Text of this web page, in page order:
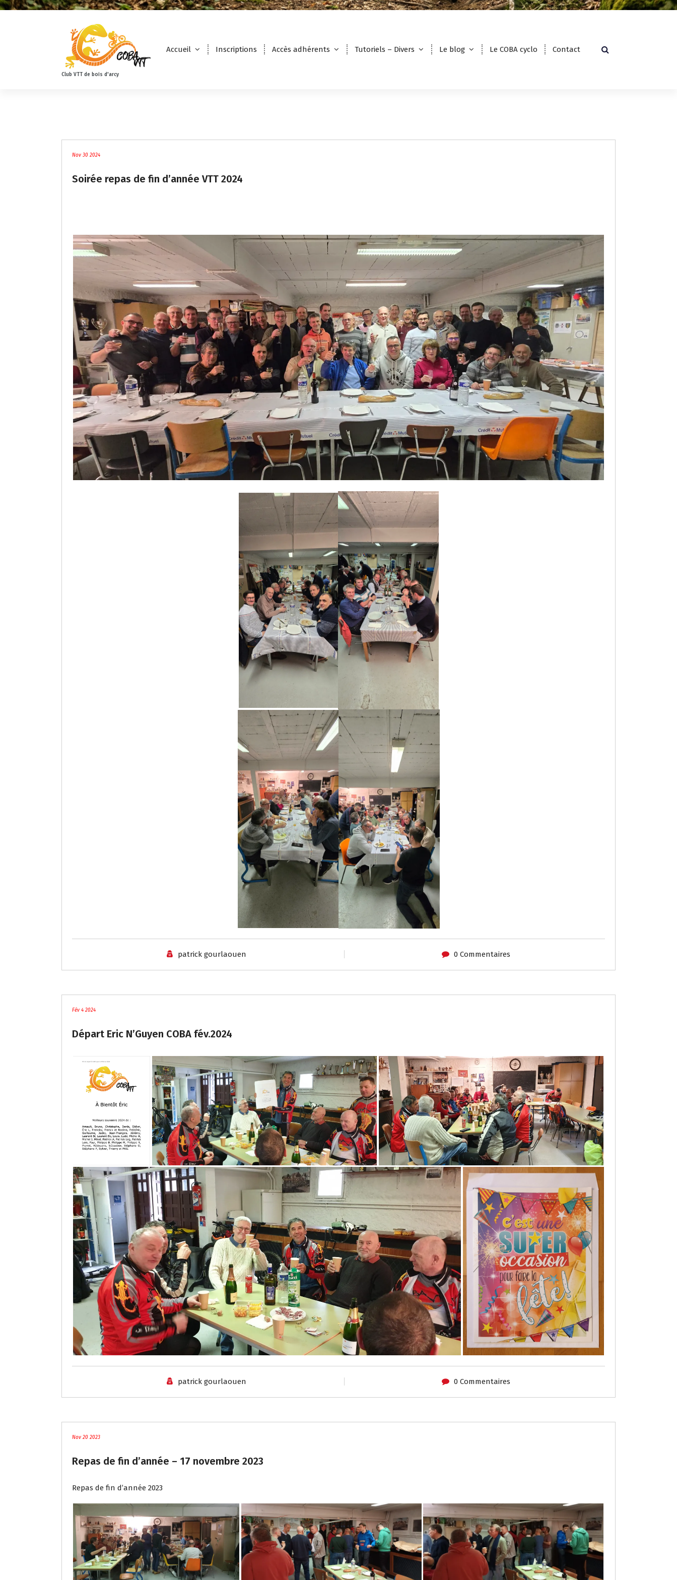
Club VTT de bois d'arcy
Accueil Inscriptions Accès adhérents Tutoriels – Divers Le blog Le COBA cyclo Contact
Nov 30 2024
Soirée repas de fin d’année VTT 2024
patrick gourlaouen 0 Commentaires
Fév 4 2024
Départ Eric N’Guyen COBA fév.2024
patrick gourlaouen 0 Commentaires
Nov 20 2023
Repas de fin d’année – 17 novembre 2023
Repas de fin d’année 2023